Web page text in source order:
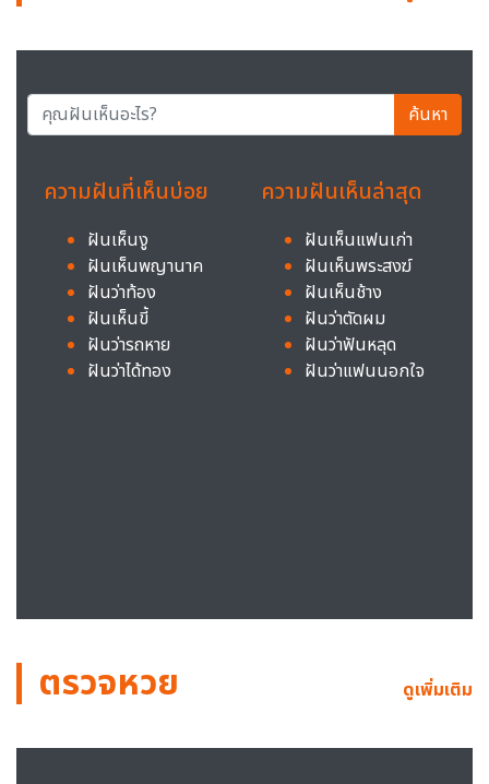
ค้นหา
ความฝันที่เห็นบ่อย
ฝันเห็นงู
ฝันเห็นพญานาค
ฝันว่าท้อง
ฝันเห็นขี้
ฝันว่ารถหาย
ฝันว่าได้ทอง
ความฝันเห็นล่าสุด
ฝันเห็นแฟนเก่า
ฝันเห็นพระสงฆ์
ฝันเห็นช้าง
ฝันว่าตัดผม
ฝันว่าฟันหลุด
ฝันว่าแฟนนอกใจ
ตรวจหวย ดูเพิ่มเติม